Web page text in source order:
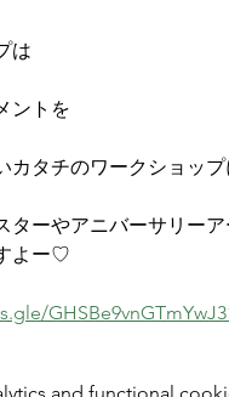
は
ントを
カタチのワークショッ
ーやアニバーサリー
よー♡